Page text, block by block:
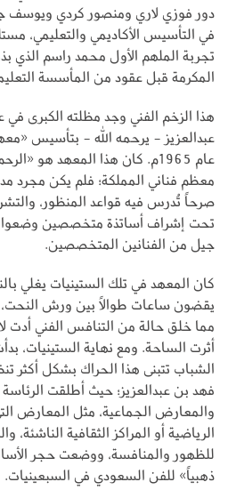
دور فوزي لاري ومنصور كردي ويوسف
في التأسيس الأكاديمي والتعليمي،
تجربة الملهم الأول محمد راسم الذي
المكرمة قبل عقود من المأسسة
هذا الزخم الفني وجد مظلته الكبرى
عبدالعزيز - يرحمه الله - بتأسيس
عام 1965م. كان هذا المعهد هو
معظم فناني المملكة؛ فلم يكن مجرد
صرحاً تُدرس فيه قواعد المنظور،
تحت إشراف أساتذة متخصصين
جيل من الفنانين المتخصصين.
كان المعهد في تلك الستينيات يغلي
يقضون ساعات طوالاً بين ورش النحت،
مما خلق حالة من التنافس الفني أدت
أثرت الساحة. ومع نهاية الستينيات،
الشباب تتبنى هذا الحراك بشكل أكثر
فهد بن عبدالعزيز؛ حيث أطلقت
والمعارض الجماعية، مثل المعارض
الرياضية أو المراكز الثقافية
للظهور والمنافسة، ووضعت حجر
ذهبياً» للفن السعودي في السبعينيات.